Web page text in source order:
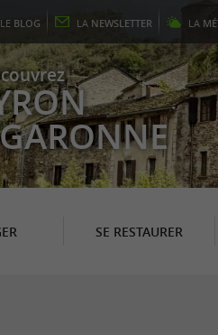
LE BLOG LA NEWSLETTER LA
SE RESTAURER